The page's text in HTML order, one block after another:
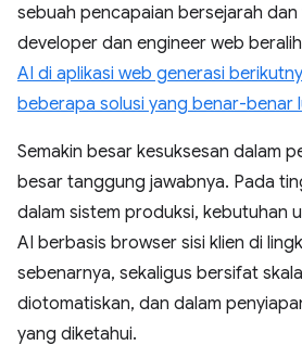
sebuah pencapaian bersejarah
developer dan engineer web
AI di aplikasi web generasi
beberapa solusi yang benar-benar
Semakin besar kesuksesan dalam
besar tanggung jawabnya. Pada
dalam sistem produksi, kebutuhan
AI berbasis browser sisi klien di
sebenarnya, sekaligus bersifat
diotomatiskan, dan dalam
yang diketahui.